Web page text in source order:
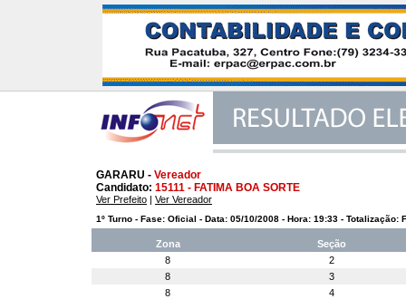
GARARU - Vereador
Candidato: 15111 - FATIMA BOA SORTE
Ver Prefeito | Ver Vereador
1º Turno - Fase: Oficial - Data: 05/10/2008 - Hora: 19:33 - Totalização:
Zona
Seção
8
2
8
3
8
4